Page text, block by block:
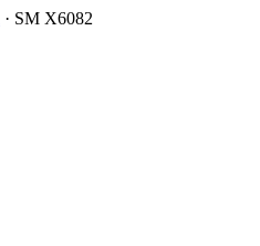
· SM X6082